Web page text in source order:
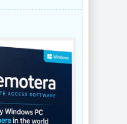
Интернет
мессенджер
Telegram Desktop
7.0.7 + Portable